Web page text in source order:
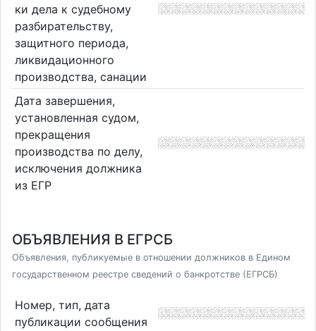
ки дела к судебному
разбирательству,
защитного периода,
ликвидационного
производства, санации
Дата завершения,
установленная судом,
прекращения
производства по делу,
исключения должника
из ЕГР
ОБЪЯВЛЕНИЯ В ЕГРСБ
Объявления, публикуемые в отношении должников в Едином
государственном реестре сведений о банкротстве (ЕГРСБ)
Номер, тип, дата
публикации сообщения